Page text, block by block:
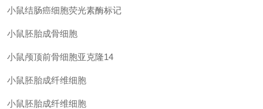
小鼠结肠癌细胞荧光素酶标记
小鼠胚胎成骨细胞
小鼠颅顶前骨细胞亚克隆14
小鼠胚胎成纤维细胞
小鼠胚胎成纤维细胞